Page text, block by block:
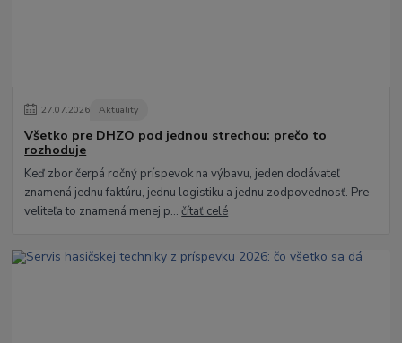
27.07.2026 Aktuality
Všetko pre DHZO pod jednou strechou: prečo to
rozhoduje
Keď zbor čerpá ročný príspevok na výbavu, jeden dodávateľ
znamená jednu faktúru, jednu logistiku a jednu zodpovednosť. Pre
veliteľa to znamená menej p...čítať celé